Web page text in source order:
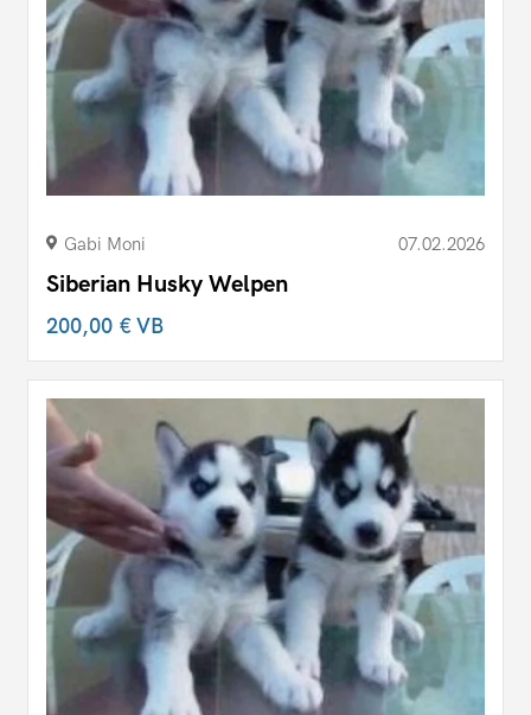
Gabi Moni 07.02.2026
Siberian Husky Welpen
200,00 €VB